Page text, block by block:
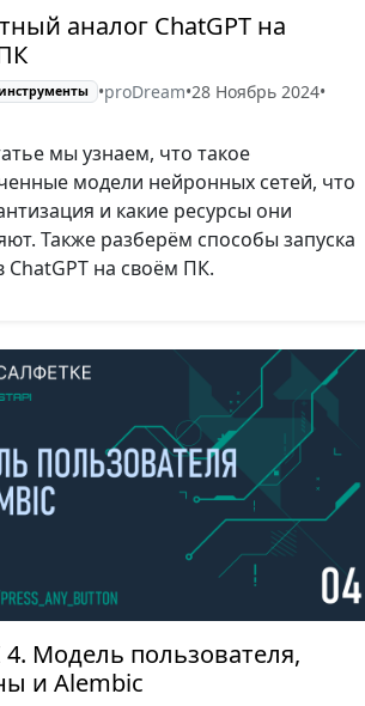
аналог ChatGPT на
•proDream•28 Ноябрь 2024•
мы узнаем, что такое
модели нейронных сетей, что
и какие ресурсы они
Также разберём способы запуска
ChatGPT на своём ПК.
4. Модель пользователя,
и Alembic